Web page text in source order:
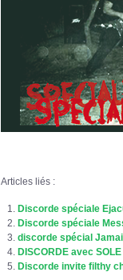
Articles liés :
Discorde spéciale
Discorde spéciale
discorde spécial
DISCORDE avec
Discorde invite filthy